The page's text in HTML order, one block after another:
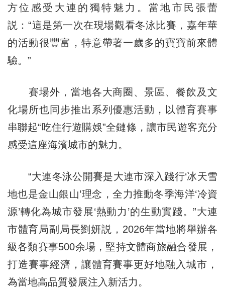
方位感受大連的獨特魅力。當地市民張蕾
説：“這是第一次在現場觀看冬泳比賽，嘉年華
的活動很豐富，特意帶著一歲多的寶寶前來體
驗。”
賽場外，當地各大商圈、景區、餐飲及文
化場所也同步推出系列優惠活動，以體育賽事
串聯起“吃住行遊購娛”全鏈條，讓市民遊客充分
感受這座海濱城市的魅力。
“大連冬泳公開賽是大連市深入踐行‘冰天雪
地也是金山銀山’理念，全力推動冬季海洋‘冷資
源’轉化為城市發展‘熱動力’的生動實踐。”大連
市體育局副局長劉妍説，2026年當地將舉辦各
級各類賽事500余場，堅持文體商旅融合發展，
打造賽事經濟，讓體育賽事更好地融入城市，
為當地高品質發展注入新活力。